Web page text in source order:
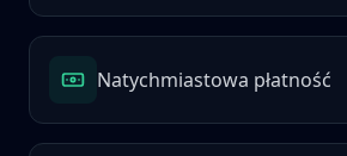
Natychmiastowa płatność